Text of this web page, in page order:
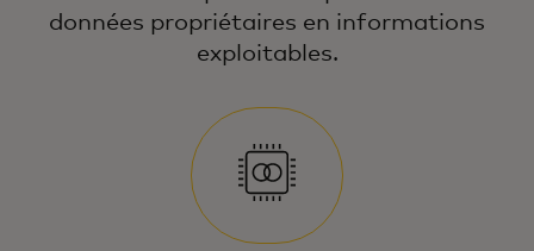
Découvrez comment nous permettons
des décisions plus intelligentes et plus
rapides qui renforcent la sécurité et font
données propriétaires en informations
exploitables.